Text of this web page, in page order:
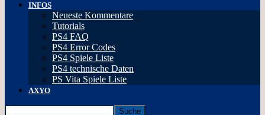
INFOS
Neueste Kommentare
Tutorials
PS4 FAQ
PS4 Error Codes
PS4 Spiele Liste
PS4 technische Daten
PS Vita Spiele Liste
AXYO